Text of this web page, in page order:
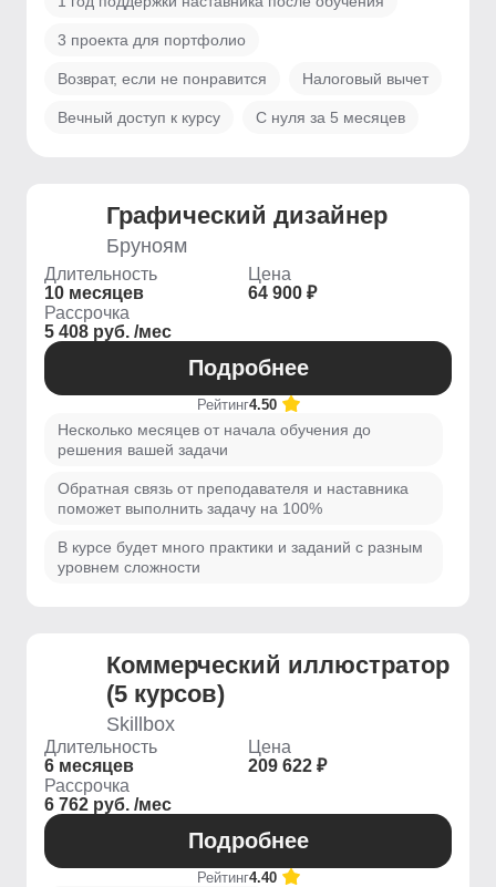
3 проекта для портфолио
Возврат, если не понравится Налоговый вычет
Вечный доступ к курсу С нуля за 5 месяцев
Графический дизайнер
Бруноям
Длительность
10 месяцев
Цена
64 900 ₽
Рассрочка
5 408 руб. /мес
Подробнее
Рейтинг4.50
Несколько месяцев от начала обучения до
решения вашей задачи
Обратная связь от преподавателя и наставника
поможет выполнить задачу на 100%
В курсе будет много практики и заданий с разным
уровнем сложности
Коммерческий иллюстратор
(5 курсов)
Skillbox
Длительность
6 месяцев
Цена
209 622 ₽
Рассрочка
6 762 руб. /мес
Подробнее
Рейтинг4.40